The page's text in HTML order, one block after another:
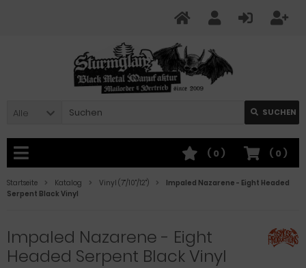
Alle SUCHEN
( 0 )
( 0 )
Startseite Katalog Vinyl (7"/10"/12")
Impaled Nazarene - Eight Headed
Serpent Black Vinyl
Impaled Nazarene - Eight
Headed Serpent Black Vinyl